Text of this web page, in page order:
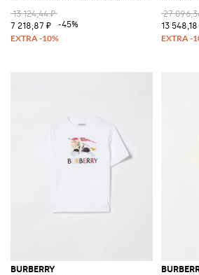
13 124,44 ₽
7 218,87 ₽
-45%
27
13
BURBERRY